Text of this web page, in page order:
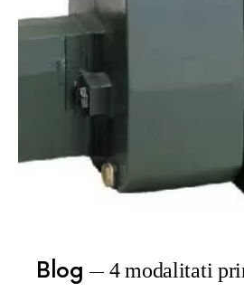
Blog 4 modalitati